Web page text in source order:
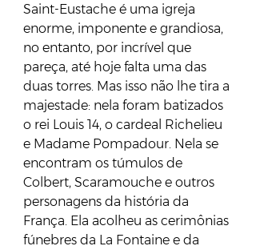
Saint-Eustache é uma igreja
enorme, imponente e grandiosa,
no entanto, por incrível que
pareça, até hoje falta uma das
duas torres. Mas isso não lhe tira a
majestade: nela foram batizados
o rei Louis 14, o cardeal Richelieu
e Madame Pompadour. Nela se
encontram os túmulos de
Colbert, Scaramouche e outros
personagens da história da
França. Ela acolheu as cerimônias
fúnebres da La Fontaine e da